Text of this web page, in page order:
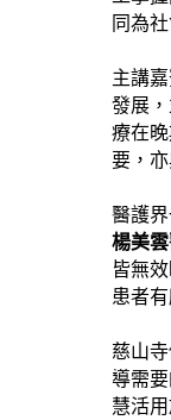
同為
主講
發展
療在
要，
醫護
楊美
皆無
患者
慈山
導需
慧活